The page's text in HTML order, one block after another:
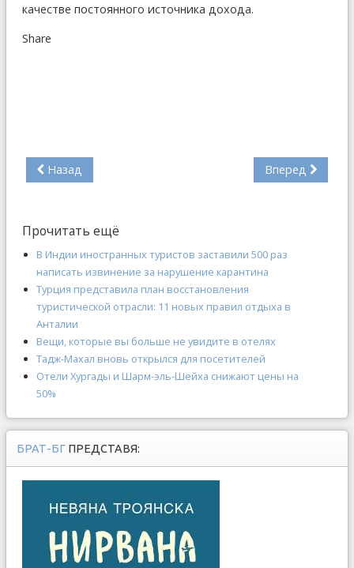
качестве постоянного источника дохода.
Share
Назад Вперед
Прочитать ещё
В Индии иностранных туристов заставили 500 раз
написать извинение за нарушение карантина
Турция представила план восстановления
туристической отрасли: 11 новых правил отдыха в
Анталии
Вещи, которые вы больше не увидите в отелях
Тадж-Махал вновь открылся для посетителей
Отели Хургады и Шарм-эль-Шейха снижают цены на
50%
БРАТ-БГ ПРЕДСТАВЯ: